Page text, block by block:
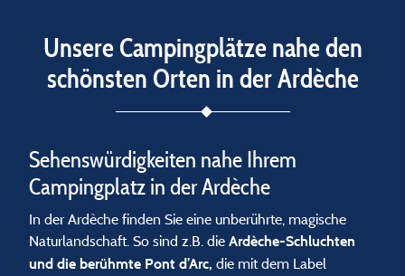
Unsere Campingplätze nahe den
schönsten Orten in der Ardèche
Sehenswürdigkeiten nahe Ihrem
Campingplatz in der Ardèche
In der Ardèche finden Sie eine unberührte, magische
Naturlandschaft. So sind z.B. die Ardèche-Schluchten
und die berühmte Pont d’Arc, die mit dem Label